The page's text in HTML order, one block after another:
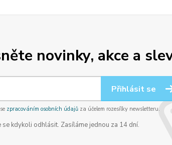
novinky, akce a
Přihlásit se
zpracováním osobních údajůza účelem rozesílky newsletteru.
se kdykoli odhlásit. Zasíláme jednou za 14 dní.